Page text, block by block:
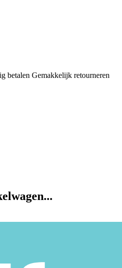
betalen Gemakkelijk retourneren